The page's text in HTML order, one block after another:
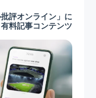
評オンライン」に
料記事コンテンツ